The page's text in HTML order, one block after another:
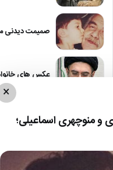
صمیمت دیدنی
عکس های
عکس| نیلوفر
عکس| تغییر چهره
×
منوچهری اسماعیلی؛